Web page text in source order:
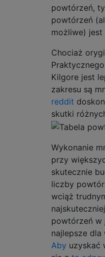
powtórzeń,
powtórzeń
możliwe) jest
Chociaż
Kilgore jest
zakresu są
reddit
skutki
Wykonanie
przy
skutecznie
liczby
wciąż
powtórzeń w
najlepsze dla
Aby uzyskać